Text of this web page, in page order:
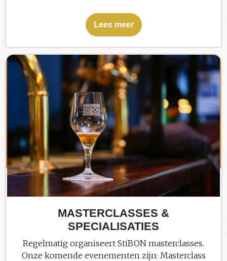
Lees meer
MASTERCLASSES &
SPECIALISATIES
Regelmatig organiseert StiBON masterclasses.
Onze komende evenementen zijn: Masterclass